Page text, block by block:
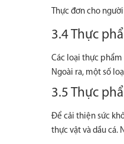
Thực đơn cho
3.4 Thực
Các loại thực phẩm
Ngoài ra, một số
3.5 Thực
Để cải thiện sức
thực vật và dầu cá.